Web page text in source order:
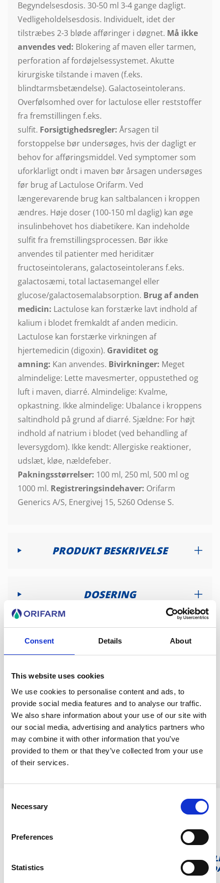
Consent Details About
This website uses cookies
We use cookies to personalise content and ads, to
provide social media features and to analyse our traffic.
We also share information about your use of our site with
our social media, advertising and analytics partners who
may combine it with other information that you’ve
provided to them or that they’ve collected from your use
of their services.
Selection
Necessary
Preferences
Statistics
Begyndelsesdosis. 30-50 ml 3-4 gange dagligt.
Vedligeholdelsesdosis. Individuelt, idet der
tilstræbes 2-3 bløde afføringer i døgnet. Må ikke
anvendes ved: Blokering af maven eller tarmen,
perforation af fordøjelsessystemet. Akutte
kirurgiske tilstande i maven (f.eks.
blindtarmsbetændelse). Galactoseintolerans.
Overfølsomhed over for lactulose eller reststoffer
fra fremstillingen f.eks.
sulfit. Forsigtighedsregler: Årsagen til
forstoppelse bør undersøges, hvis der dagligt er
behov for afføringsmiddel. Ved symptomer som
uforklarligt ondt i maven bør årsagen undersøges
før brug af Lactulose Orifarm. Ved
længerevarende brug kan saltbalancen i kroppen
ændres. Høje doser (100-150 ml daglig) kan øge
insulinbehovet hos diabetikere. Kan indeholde
sulfit fra fremstillingsprocessen. Bør ikke
anvendes til patienter med heriditær
fructoseintolerans, galactoseintolerans f.eks.
galactosæmi, total lactasemangel eller
glucose/galactosemalabsorption. Brug af anden
medicin: Lactulose kan forstærke lavt indhold af
kalium i blodet fremkaldt af anden medicin.
Lactulose kan forstærke virkningen af
hjertemedicin (digoxin). Graviditet og
amning: Kan anvendes. Bivirkninger: Meget
almindelige: Lette mavesmerter, oppustethed og
luft i maven, diarré. Almindelige: Kvalme,
opkastning. Ikke almindelige: Ubalance i kroppens
saltindhold på grund af diarré. Sjældne: For højt
indhold af natrium i blodet (ved behandling af
leversygdom). Ikke kendt: Allergiske reaktioner,
udslæt, kløe, nældefeber.
Pakningsstørrelser: 100 ml, 250 ml, 500 ml og
1000 ml. Registreringsindehaver: Orifarm
Generics A/S, Energivej 15, 5260 Odense S.
PRODUKT BESKRIVELSE
DOSERING
INDHOLD
INDLÆGSSEDDEL
Andre produkter
LACTULOSE
LACTULOSE
ORIFARM